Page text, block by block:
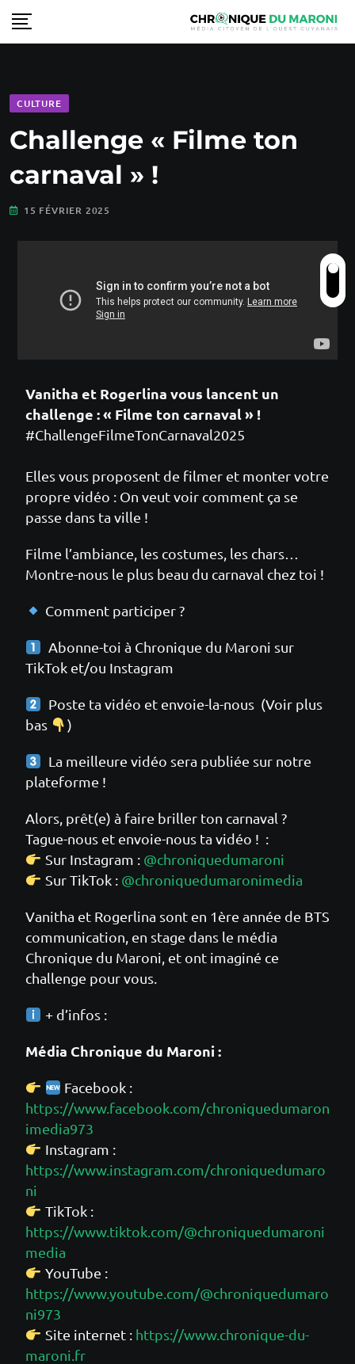
CULTURE
Challenge « Filme ton
carnaval » !
15 FÉVRIER 2025
Vanitha et Rogerlina vous lancent un
challenge : « Filme ton carnaval » !
#ChallengeFilmeTonCarnaval2025
Elles vous proposent de filmer et monter votre
propre vidéo : On veut voir comment ça se
passe dans ta ville !
Filme l’ambiance, les costumes, les chars…
Montre-nous le plus beau du carnaval chez toi !
Comment participer ?
Abonne-toi à Chronique du Maroni sur
TikTok et/ou Instagram
Poste ta vidéo et envoie-la-nous (Voir plus
bas
)
La meilleure vidéo sera publiée sur notre
plateforme !
Alors, prêt(e) à faire briller ton carnaval ?
Tague-nous et envoie-nous ta vidéo ! :
Sur Instagram : @chroniquedumaroni
Sur TikTok : @chroniquedumaronimedia
Vanitha et Rogerlina sont en 1ère année de BTS
communication, en stage dans le média
Chronique du Maroni, et ont imaginé ce
challenge pour vous.
+ d’infos :
Média Chronique du Maroni :
Facebook :
https://www.facebook.com/chroniquedumaron
imedia973
Instagram :
https://www.instagram.com/chroniquedumaro
ni
TikTok :
https://www.tiktok.com/@chroniquedumaroni
media
YouTube :
https://www.youtube.com/@chroniquedumaro
ni973
Site internet : https://www.chronique-du-
maroni.fr